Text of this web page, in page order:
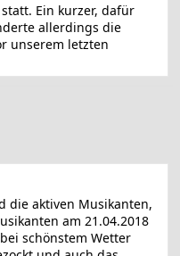
Ein kurzer, dafür
allerdings die
unserem letzten
die aktiven Musikanten,
am 21.04.2018
schönstem Wetter